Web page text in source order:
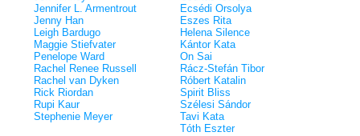
Jennifer L. Armentrout
Jenny Han
Leigh Bardugo
Maggie Stiefvater
Penelope Ward
Rachel Renee Russell
Rachel van Dyken
Rick Riordan
Rupi Kaur
Stephenie Meyer
Ecsédi Orsolya
Eszes Rita
Helena Silence
Kántor Kata
On Sai
Rácz-Stefán Tibor
Róbert Katalin
Spirit Bliss
Szélesi Sándor
Tavi Kata
Tóth Eszter